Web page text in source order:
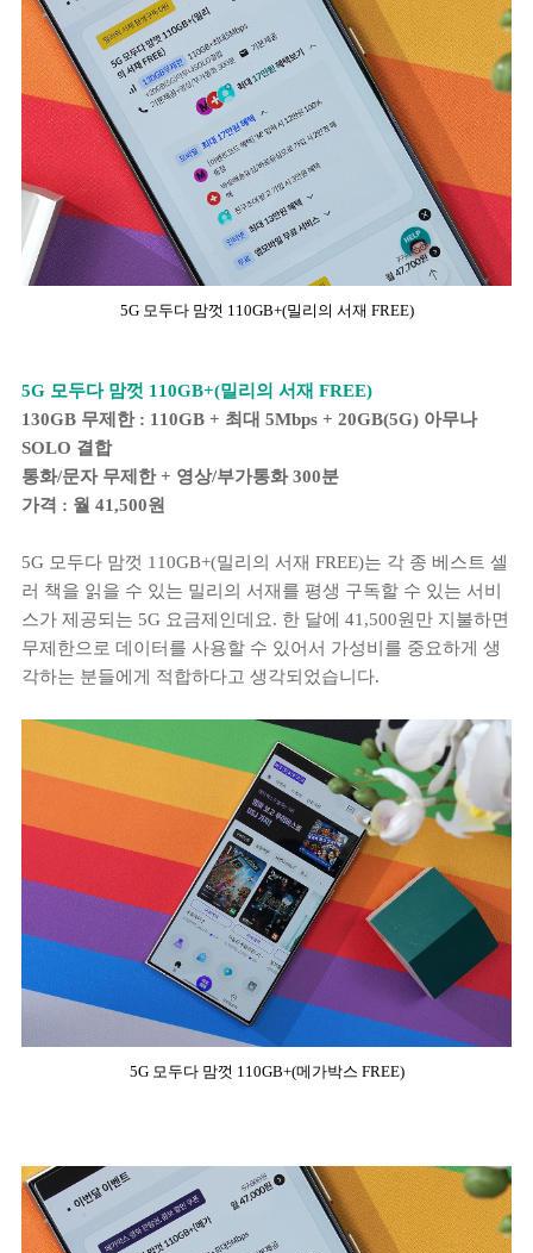
5G 모두다 맘껏 110GB+(밀리의 서재 FREE)
5G 모두다 맘껏 110GB+(밀리의 서재 FREE)
130GB 무제한 : 110GB + 최대 5Mbps + 20GB(5G) 아무나
SOLO 결합
통화/문자 무제한 + 영상/부가통화 300분
가격 : 월 41,500원
5G 모두다 맘껏 110GB+(밀리의 서재 FREE)는 각 종 베스트 셀
러 책을 읽을 수 있는 밀리의 서재를 평생 구독할 수 있는 서비
스가 제공되는 5G 요금제인데요. 한 달에 41,500원만 지불하면
무제한으로 데이터를 사용할 수 있어서 가성비를 중요하게 생
각하는 분들에게 적합하다고 생각되었습니다.
5G 모두다 맘껏 110GB+(메가박스 FREE)